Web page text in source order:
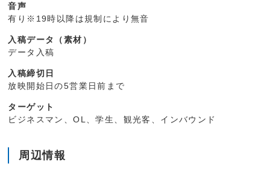
音声
有り※19時以降は規制により無音
入稿データ（素材）
データ入稿
入稿締切日
放映開始日の5営業日前まで
ターゲット
ビジネスマン、OL、学生、観光客、インバウンド
周辺情報